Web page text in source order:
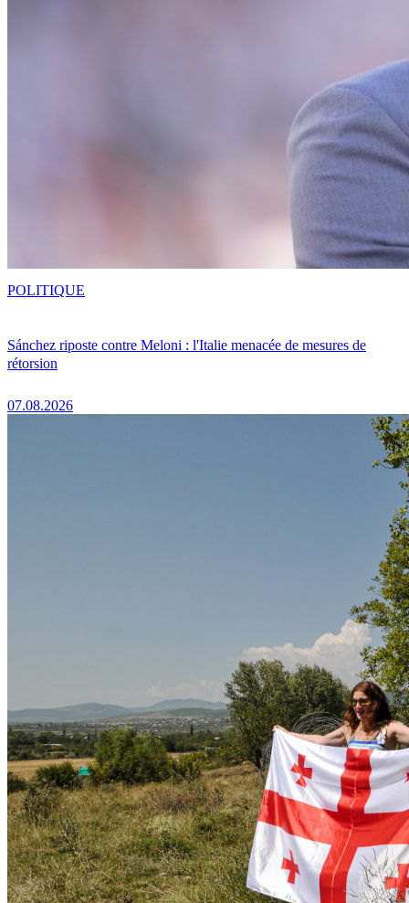
Sánchez riposte contre Meloni : l'Italie menacée de mesures de
rétorsion
07.08.2026
POLITIQUE